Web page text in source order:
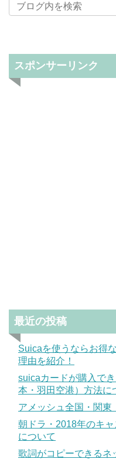
スポンサーリンク
最近の投稿
Suicaを使うならお得
理由を紹介！
suicaカードが購入で
本・羽田空港）方法に
アメッシュ全国・関東
朝ドラ・2018年のキ
について
歌詞がコピーできるネ